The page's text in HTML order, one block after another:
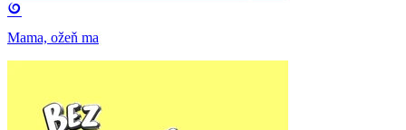
Mama, ožeň ma